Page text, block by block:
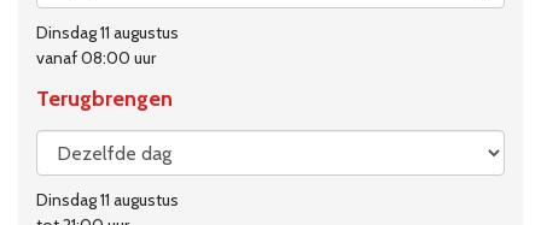
Dinsdag 11 augustus
vanaf 08:00 uur
Terugbrengen
Dinsdag 11 augustus